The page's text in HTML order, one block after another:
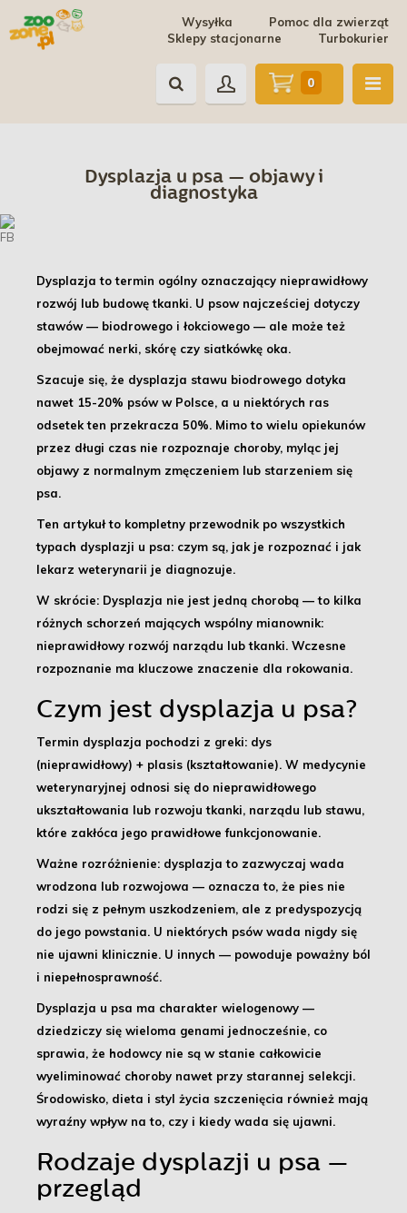
Pomoc dla zwierząt
Wysyłka
Turbokurier
Sklepy stacjonarne
0
Dysplazja u psa — objawy i
diagnostyka
Dysplazja to termin ogólny oznaczający nieprawidłowy
rozwój lub budowę tkanki. U psow najcześciej dotyczy
stawów — biodrowego i łokciowego — ale może też
obejmować nerki, skórę czy siatkówkę oka.
Szacuje się, że dysplazja stawu biodrowego dotyka
nawet 15-20% psów w Polsce, a u niektórych ras
odsetek ten przekracza 50%. Mimo to wielu opiekunów
przez długi czas nie rozpoznaje choroby, myląc jej
objawy z normalnym zmęczeniem lub starzeniem się
psa.
Ten artykuł to kompletny przewodnik po wszystkich
typach dysplazji u psa: czym są, jak je rozpoznać i jak
lekarz weterynarii je diagnozuje.
W skrócie: Dysplazja nie jest jedną chorobą — to kilka
różnych schorzeń mających wspólny mianownik:
nieprawidłowy rozwój narządu lub tkanki. Wczesne
rozpoznanie ma kluczowe znaczenie dla rokowania.
Czym jest dysplazja u psa?
Termin dysplazja pochodzi z greki: dys
(nieprawidłowy) + plasis (kształtowanie). W medycynie
weterynaryjnej odnosi się do nieprawidłowego
ukształtowania lub rozwoju tkanki, narządu lub stawu,
które zakłóca jego prawidłowe funkcjonowanie.
Ważne rozróżnienie: dysplazja to zazwyczaj wada
wrodzona lub rozwojowa — oznacza to, że pies nie
rodzi się z pełnym uszkodzeniem, ale z predyspozycją
do jego powstania. U niektórych psów wada nigdy się
nie ujawni klinicznie. U innych — powoduje poważny ból
i niepełnosprawność.
Dysplazja u psa ma charakter wielogenowy —
dziedziczy się wieloma genami jednocześnie, co
sprawia, że hodowcy nie są w stanie całkowicie
wyeliminować choroby nawet przy starannej selekcji.
Środowisko, dieta i styl życia szczenięcia również mają
wyraźny wpływ na to, czy i kiedy wada się ujawni.
Rodzaje dysplazji u psa —
przegląd